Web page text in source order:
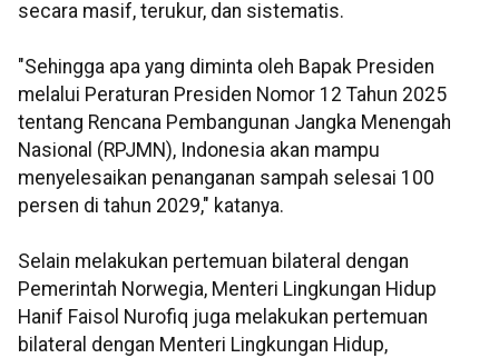
secara masif, terukur, dan sistematis.
"Sehingga apa yang diminta oleh Bapak Presiden
melalui Peraturan Presiden Nomor 12 Tahun 2025
tentang Rencana Pembangunan Jangka Menengah
Nasional (RPJMN), Indonesia akan mampu
menyelesaikan penanganan sampah selesai 100
persen di tahun 2029," katanya.
Selain melakukan pertemuan bilateral dengan
Pemerintah Norwegia, Menteri Lingkungan Hidup
Hanif Faisol Nurofiq juga melakukan pertemuan
bilateral dengan Menteri Lingkungan Hidup,